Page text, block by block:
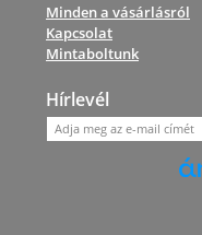
Minden a vásárlásról
Kapcsolat
Mintaboltunk
Hírlevél